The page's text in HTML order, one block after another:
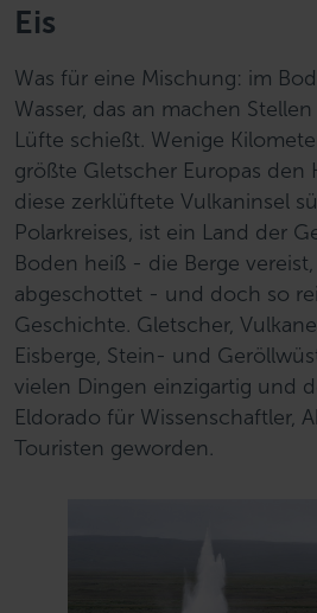
Eis
Was für eine Mischung: im
Wasser, das an machen
Lüfte schießt. Wenige
größte Gletscher Europas den
diese zerklüftete Vulkaninsel
Polarkreises, ist ein Land der
Boden heiß - die Berge
abgeschottet - und doch so
Geschichte. Gletscher,
Eisberge, Stein- und
vielen Dingen einzigartig und
Eldorado für Wissenschaftler,
Touristen geworden.